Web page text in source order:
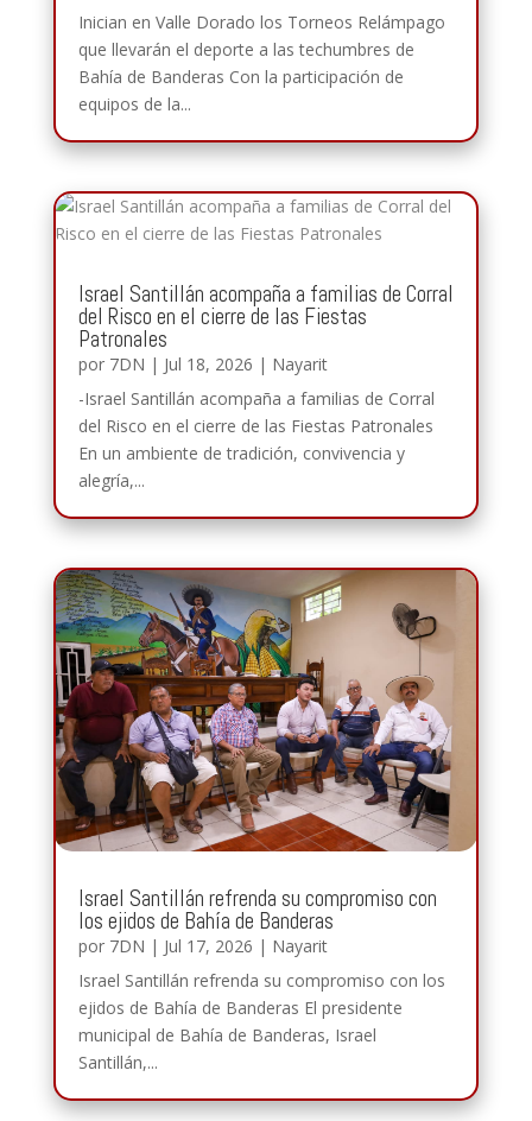
Inician en Valle Dorado los Torneos Relámpago
que llevarán el deporte a las techumbres de
Bahía de Banderas Con la participación de
equipos de la...
Israel Santillán acompaña a familias de Corral
del Risco en el cierre de las Fiestas
Patronales
por 7DN | Jul 18, 2026 | Nayarit
-Israel Santillán acompaña a familias de Corral
del Risco en el cierre de las Fiestas Patronales
En un ambiente de tradición, convivencia y
alegría,...
Israel Santillán refrenda su compromiso con
los ejidos de Bahía de Banderas
por 7DN | Jul 17, 2026 | Nayarit
Israel Santillán refrenda su compromiso con los
ejidos de Bahía de Banderas El presidente
municipal de Bahía de Banderas, Israel
Santillán,...